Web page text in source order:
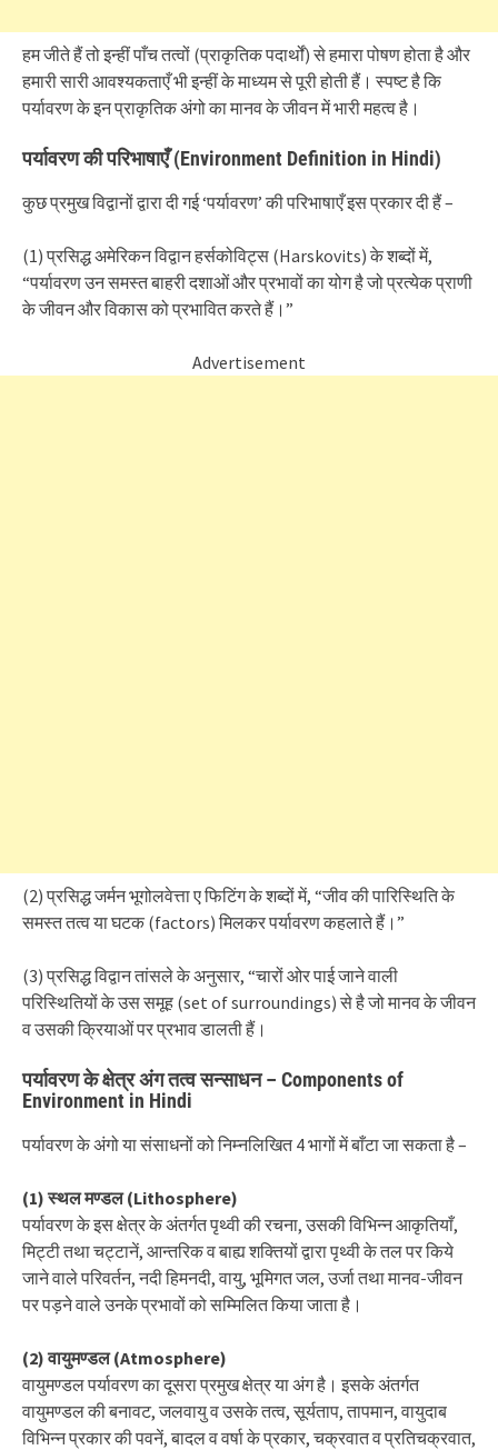
हम जीते हैं तो इन्हीं पाँच तत्वों (प्राकृतिक पदार्थों) से हमारा पोषण होता है और
हमारी सारी आवश्यकताएँ भी इन्हीं के माध्यम से पूरी होती हैं। स्पष्ट है कि
पर्यावरण के इन प्राकृतिक अंगो का मानव के जीवन में भारी महत्व है।
पर्यावरण की परिभाषाएँ (Environment Definition in Hindi)
कुछ प्रमुख विद्वानों द्वारा दी गई ‘पर्यावरण’ की परिभाषाएँ इस प्रकार दी हैं –
(1) प्रसिद्ध अमेरिकन विद्वान हर्सकोविट्स (Harskovits) के शब्दों में,
“पर्यावरण उन समस्त बाहरी दशाओं और प्रभावों का योग है जो प्रत्येक प्राणी
के जीवन और विकास को प्रभावित करते हैं।”
Advertisement
(2) प्रसिद्ध जर्मन भूगोलवेत्ता ए फिटिंग के शब्दों में, “जीव की पारिस्थिति के
समस्त तत्व या घटक (factors) मिलकर पर्यावरण कहलाते हैं।”
(3) प्रसिद्ध विद्वान तांसले के अनुसार, “चारों ओर पाई जाने वाली
परिस्थितियों के उस समूह (set of surroundings) से है जो मानव के जीवन
व उसकी क्रियाओं पर प्रभाव डालती हैं।
पर्यावरण के क्षेत्र अंग तत्व सन्साधन – Components of
Environment in Hindi
पर्यावरण के अंगो या संसाधनों को निम्नलिखित 4 भागों में बाँटा जा सकता है –
(1) स्थल मण्डल (Lithosphere)
पर्यावरण के इस क्षेत्र के अंतर्गत पृथ्वी की रचना, उसकी विभिन्न आकृतियाँ,
मिट्टी तथा चट्टानें, आन्तरिक व बाह्य शक्तियों द्वारा पृथ्वी के तल पर किये
जाने वाले परिवर्तन, नदी हिमनदी, वायु, भूमिगत जल, उर्जा तथा मानव-जीवन
पर पड़ने वाले उनके प्रभावों को सम्मिलित किया जाता है।
(2) वायुमण्डल (Atmosphere)
वायुमण्डल पर्यावरण का दूसरा प्रमुख क्षेत्र या अंग है। इसके अंतर्गत
वायुमण्डल की बनावट, जलवायु व उसके तत्व, सूर्यताप, तापमान, वायुदाब
विभिन्न प्रकार की पवनें, बादल व वर्षा के प्रकार, चक्रवात व प्रतिचक्रवात,